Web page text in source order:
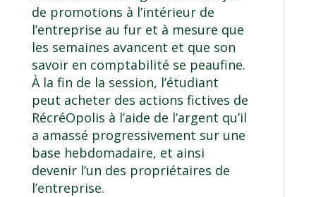
de promotions à l’intérieur de
l’entreprise au fur et à mesure que
les semaines avancent et que son
savoir en comptabilité se peaufine.
À la fin de la session, l’étudiant
peut acheter des actions fictives de
RécréOpolis à l’aide de l’argent qu’il
a amassé progressivement sur une
base hebdomadaire, et ainsi
devenir l’un des propriétaires de
l’entreprise.